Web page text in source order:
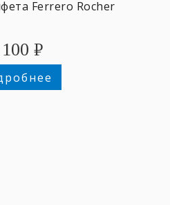
Ferrero Rocher
₽